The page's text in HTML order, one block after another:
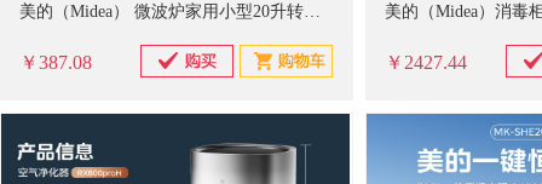
美的（Midea） 微波炉家用小型20升转盘加热 智能菜单 一键解冻 杀菌电子除味 薄膜按键（M1-L213C）
￥387.08 ￥2427.44